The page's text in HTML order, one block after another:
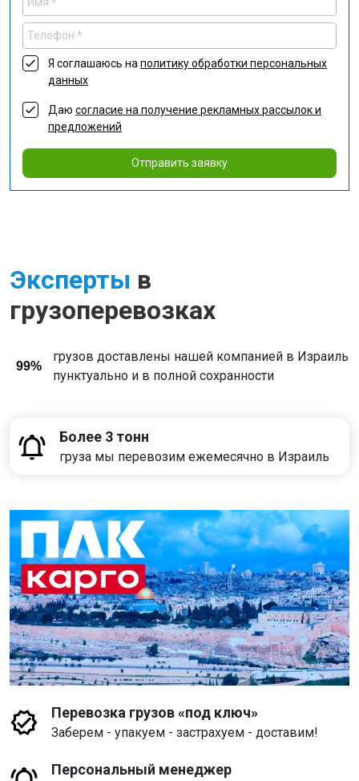
Я соглашаюсь наполитику обработки персональных
данных
Даю согласие на получение рекламных рассылок и
предложений
Отправить заявку
Эксперты в
грузоперевозках
99%
грузов доставлены нашей компанией в Израиль
пунктуально и в полной сохранности
Более 3 тонн
груза мы перевозим ежемесячно в Израиль
Перевозка грузов «под ключ»
Заберем - упакуем - застрахуем - доставим!
Персональный менеджер